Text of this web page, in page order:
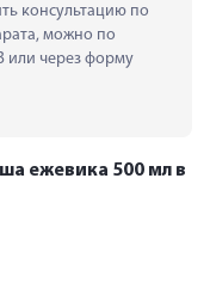
консультацию по
можно по
или через форму
ежевика 500 мл в